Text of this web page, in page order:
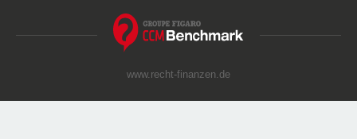
www.recht-finanzen.de